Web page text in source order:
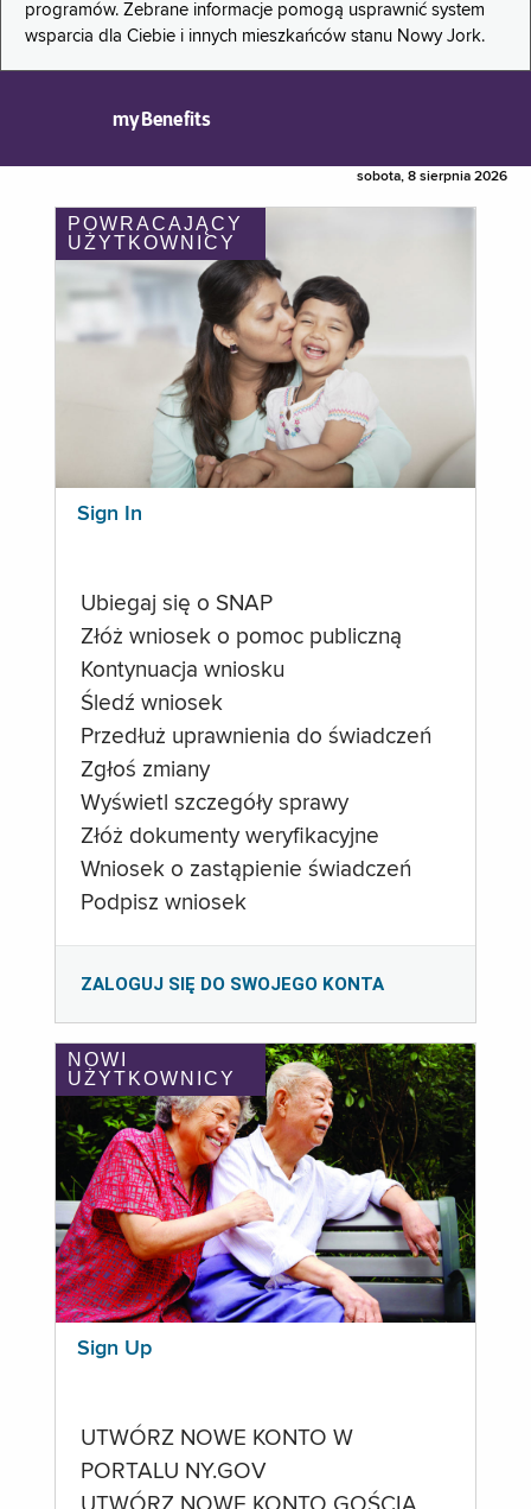
programów. Zebrane informacje pomogą usprawnić system
wsparcia dla Ciebie i innych mieszkańców stanu Nowy Jork.
myBenefits
sobota, 8 sierpnia 2026
POWRACAJĄCY
UŻYTKOWNICY
Sign In
Ubiegaj się o SNAP
Złóż wniosek o pomoc publiczną
Kontynuacja wniosku
Śledź wniosek
Przedłuż uprawnienia do świadczeń
Zgłoś zmiany
Wyświetl szczegóły sprawy
Złóż dokumenty weryfikacyjne
Wniosek o zastąpienie świadczeń
Podpisz wniosek
ZALOGUJ SIĘ DO SWOJEGO KONTA
NOWI
UŻYTKOWNICY
Sign Up
UTWÓRZ NOWE KONTO W
PORTALU NY.GOV